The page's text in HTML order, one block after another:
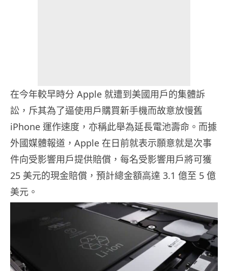
在今年較早時分 Apple 就遭到美國用戶的集體訴
訟，斥其為了逼使用戶購買新手機而故意放慢舊
iPhone 運作速度，亦稱此舉為延長電池壽命。而據
外國媒體報道，Apple 在日前就表示願意就是次事
件向受影響用戶提供賠償，每名受影響用戶將可獲
25 美元的現金賠償，預計總金額高達 3.1 億至 5 億
美元。